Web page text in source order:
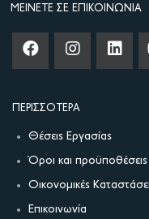
ΜΕΊΝΕΤΕ ΣΕ ΕΠΙΚΟΙΝΩΝΊΑ
ΠΕΡΙΣΣΌΤΕΡΑ
Θέσεις Εργασίας
Όροι και προϋποθέσεις
Οικονομικές
Επικοινωνία